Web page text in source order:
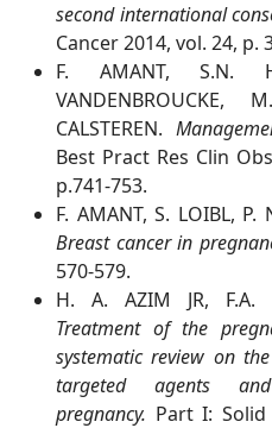
second international
Cancer 2014, vol. 24, p.
F. AMANT, S.N.
VANDENBROUCKE,
CALSTEREN.
Best Pract Res Clin
p.741-753.
F. AMANT, S. LOIBL, P.
Breast cancer in
570-579.
H. A. AZIM JR, F.A.
Treatment of the
systematic review on
targeted agents
pregnancy. Part I: